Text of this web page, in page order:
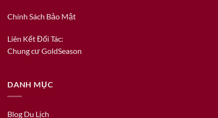
Chính Sách Bảo Mật
Liên Kết Đối Tác:
Chung cư GoldSeason
DANH MỤC
Blog Du Lịch